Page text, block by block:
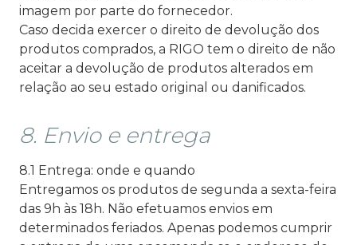
imagem por parte do fornecedor.
Caso decida exercer o direito de devolução dos
produtos comprados, a RIGO tem o direito de não
aceitar a devolução de produtos alterados em
relação ao seu estado original ou danificados.
8. Envio e entrega
8.1 Entrega: onde e quando
Entregamos os produtos de segunda a sexta-feira
das 9h às 18h. Não efetuamos envios em
determinados feriados. Apenas podemos cumprir